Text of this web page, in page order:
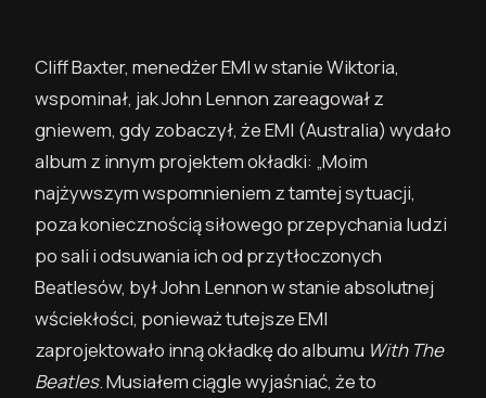
Cliff Baxter, menedżer EMI w stanie Wiktoria,
wspominał, jak John Lennon zareagował z
gniewem, gdy zobaczył, że EMI (Australia) wydało
album z innym projektem okładki: „Moim
najżywszym wspomnieniem z tamtej sytuacji,
poza koniecznością siłowego przepychania ludzi
po sali i odsuwania ich od przytłoczonych
Beatlesów, był John Lennon w stanie absolutnej
wściekłości, ponieważ tutejsze EMI
zaprojektowało inną okładkę do albumu With The
Beatles. Musiałem ciągle wyjaśniać, że to